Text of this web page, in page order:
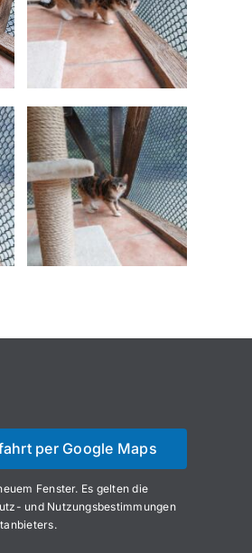
per Google Maps
Fenster. Es gelten die
und Nutzungsbestimmungen